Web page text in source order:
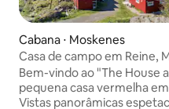
Cabana ⋅ Moskenes
Casa de campo em Reine,
(Lofoten)
Bem-vindo ao "The House
pequena casa vermelha
Vistas panorâmicas